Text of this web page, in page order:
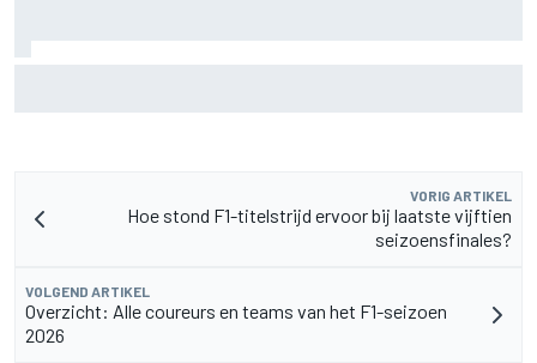
VORIG ARTIKEL
Hoe stond F1-titelstrijd ervoor bij laatste vijftien
seizoensfinales?
VOLGEND ARTIKEL
Overzicht: Alle coureurs en teams van het F1-seizoen
2026